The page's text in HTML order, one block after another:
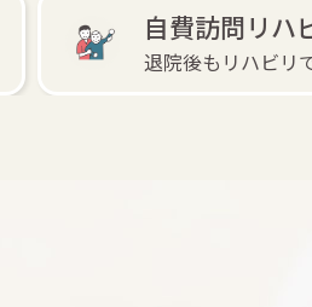
自費訪問リハ
退院後もリハビリ